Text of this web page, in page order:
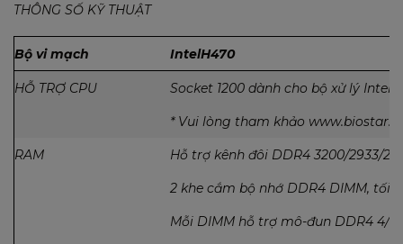
THÔNG SỐ KỸ THUẬT
Bộ vi mạch IntelH470
HỖ TRỢ CPU Socket 1200 dành cho bộ xử lý Intel
* Vui lòng tham khảo
RAM Hỗ trợ kênh đôi DDR4 3200/2933/
2 khe cắm bộ nhớ DDR4 DIMM, tối
Mỗi DIMM hỗ trợ mô-đun DDR4 4/8/